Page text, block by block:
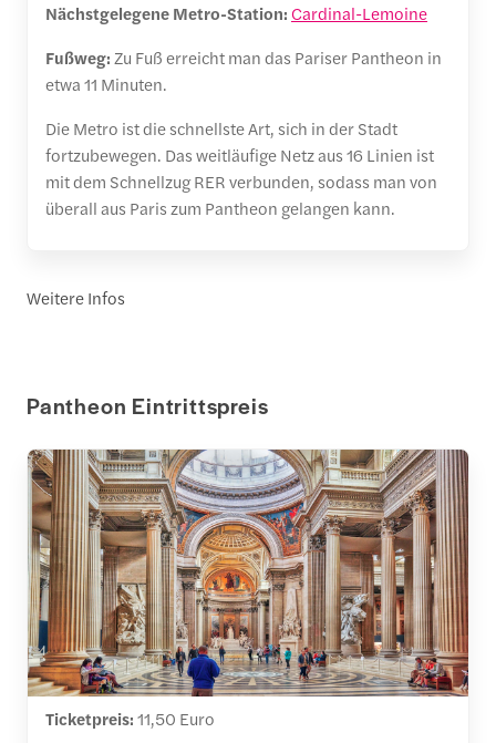
Nächstgelegene Metro-Station:Cardinal-Lemoine
Fußweg: Zu Fuß erreicht man das Pariser Pantheon in
etwa 11 Minuten.
Die Metro ist die schnellste Art, sich in der Stadt
fortzubewegen. Das weitläufige Netz aus 16 Linien ist
mit dem Schnellzug RER verbunden, sodass man von
überall aus Paris zum Pantheon gelangen kann.
Weitere Infos
Pantheon Eintrittspreis
Ticketpreis:11,50 Euro